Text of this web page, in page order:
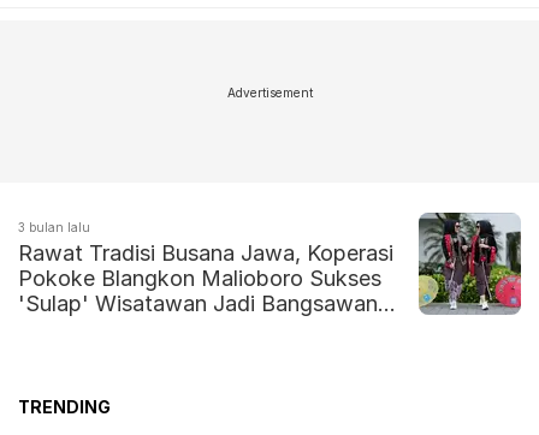
Advertisement
3 bulan lalu
Rawat Tradisi Busana Jawa, Koperasi
Pokoke Blangkon Malioboro Sukses
'Sulap' Wisatawan Jadi Bangsawan
TRENDING